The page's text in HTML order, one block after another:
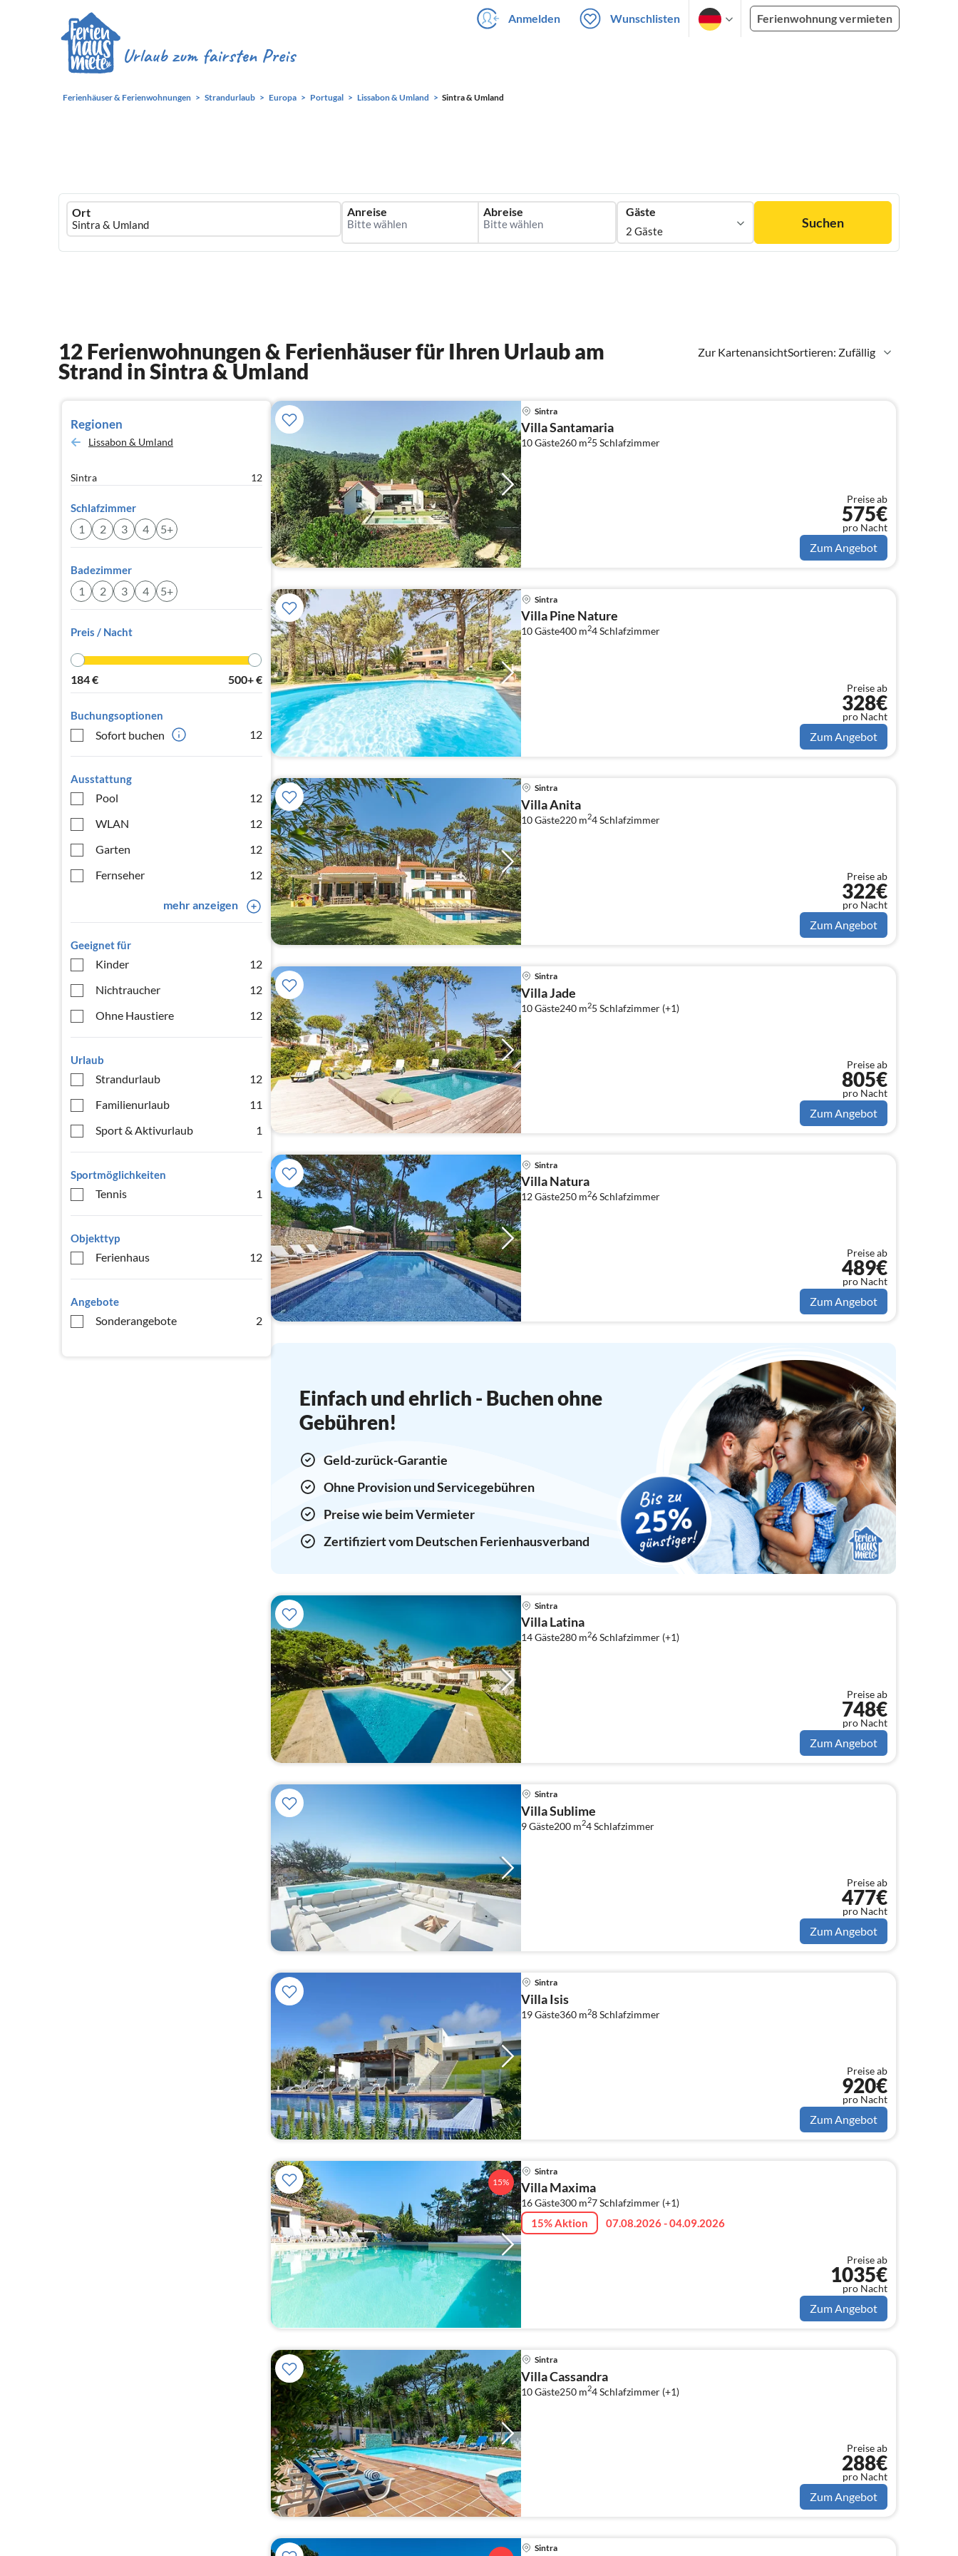
Anmelden Wunschlisten Ferienwohnung vermieten
Ferienhäuser & Ferienwohnungen Strandurlaub Europa Portugal Lissabon & Umland Sintra & Umland
Ferienhausmiete
logo
Ort Anreise Abreise Gäste
2 Gäste
Suchen
Zur KartenansichtSortieren: Zufällig
12 Ferienwohnungen & Ferienhäuser für Ihren Urlaub am
Strand in Sintra & Umland
Regionen
Lissabon & Umland
Sintra 12
Schlafzimmer
1 2 3 4 5+
Badezimmer
1 2 3 4 5+
Preis / Nacht
184€ 500+€
Buchungsoptionen
Sofort buchen 12
Ausstattung
Pool
12
WLAN
12
Garten
12
Fernseher
12
mehr anzeigen
Geeignet für
Kinder
12
Nichtraucher
12
Ohne Haustiere
12
Urlaub
Strandurlaub
12
Familienurlaub
11
Sport & Aktivurlaub
1
Sportmöglichkeiten
Tennis 1
Objekttyp
Ferienhaus 12
Angebote
Sonderangebote 2
Sintra
Villa Santamaria
10 Gäste260 m25 Schlafzimmer
Preise ab
575€
pro Nacht
Zum Angebot
Sintra
Villa Pine Nature
10 Gäste400 m24Schlafzimmer
Preise ab
328€
pro Nacht
Zum Angebot
Sintra
Villa Anita
10 Gäste220 m24Schlafzimmer
Preise ab
322€
pro Nacht
Zum Angebot
Sintra
Villa Jade
10 Gäste240 m25 Schlafzimmer (+1)
Preise ab
805€
pro Nacht
Zum Angebot
Sintra
Villa Natura
12 Gäste250 m26Schlafzimmer
Preise ab
489€
pro Nacht
Zum Angebot
Einfach und ehrlich - Buchen ohne
Gebühren!
Geld-zurück-Garantie
Ohne Provision und Servicegebühren
Preise wie beim Vermieter
Zertifiziert vom Deutschen Ferienhausverband
Sintra
Villa Latina
14 Gäste280 m26Schlafzimmer (+1)
Preise ab
748€
pro Nacht
Zum Angebot
Sintra
Villa Sublime
9 Gäste200 m24Schlafzimmer
Preise ab
477€
pro Nacht
Zum Angebot
Sintra
Villa Isis
19 Gäste360 m28Schlafzimmer
Preise ab
920€
pro Nacht
Zum Angebot
15%
Sintra
Villa Maxima
16 Gäste300 m27Schlafzimmer (+1)
15% Aktion 07.08.2026 - 04.09.2026
Preise ab
1035€
pro Nacht
Zum Angebot
Sintra
Villa Cassandra
10 Gäste250 m24Schlafzimmer (+1)
Preise ab
288€
pro Nacht
Zum Angebot
Sintra